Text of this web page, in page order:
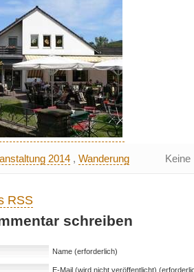
2014, Wanderung Keine
RSS
schreiben
Name (erforderlich)
E-Mail (wird nicht veröffentlicht)